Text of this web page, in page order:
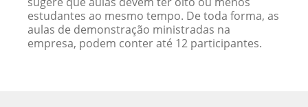
estudantes ao mesmo tempo. De toda forma, as
aulas de demonstração ministradas na
empresa, podem conter até 12 participantes.